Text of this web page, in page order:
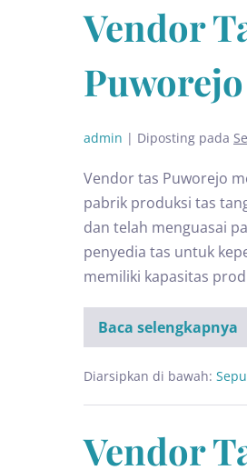
Vendor
admin | Diposting pada
Vendor tas Puworejo
pabrik produksi tas
dan telah menguasai
penyedia tas untuk
memiliki kapasitas
Baca selengkapnya
Diarsipkan di bawah:
Vendor